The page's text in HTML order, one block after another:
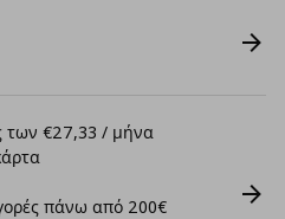
των €27,33 / μήνα
πάνω από 200€